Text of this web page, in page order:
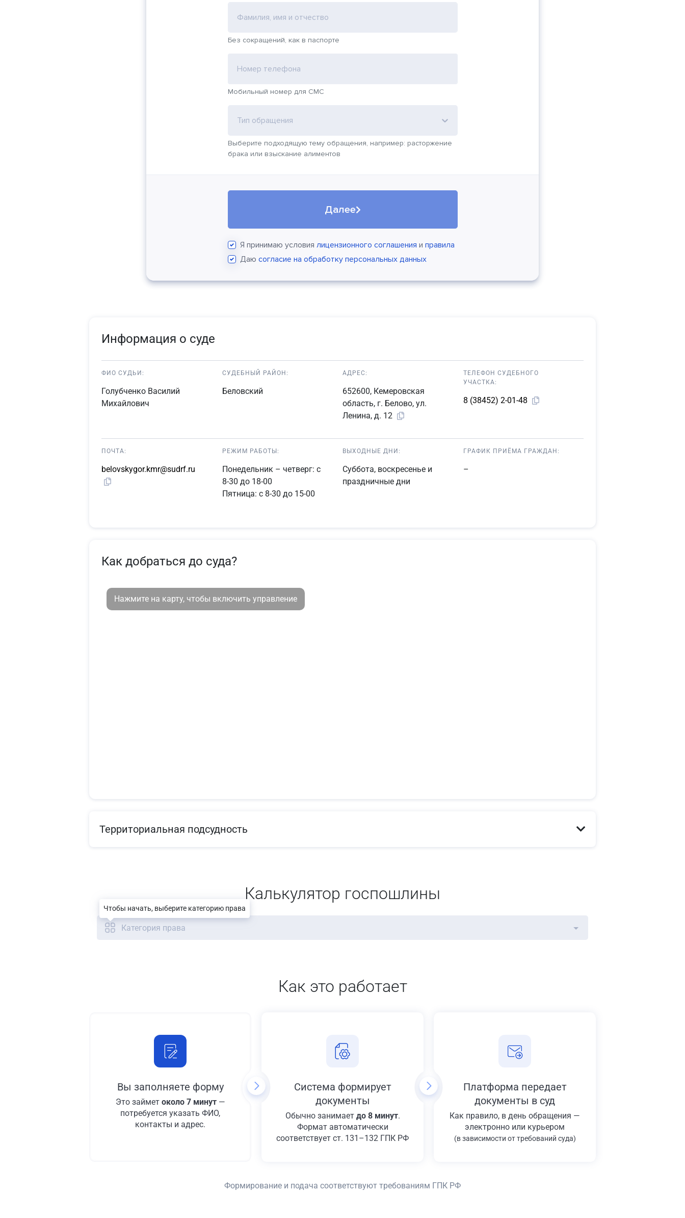
Фамилия, имя и отчество
Без сокращений, как в паспорте
Номер телефона
Мобильный номер для СМС
Тип обращения
Выберите подходящую тему обращения, например: расторжение
брака или взыскание алиментов
Далее
Я принимаю условия лицензионного соглашения и правила
Даю согласие на обработку персональных данных
Информация о суде
ФИО СУДЬИ:
Голубченко Василий
Михайлович
СУДЕБНЫЙ РАЙОН:
Беловский
АДРЕС:
652600, Кемеровская
область, г. Белово, ул.
Ленина, д. 12
ТЕЛЕФОН СУДЕБНОГО
УЧАСТКА:
8 (38452) 2-01-48
ПОЧТА:
belovskygor.kmr@sudrf.ru
РЕЖИМ РАБОТЫ:
Понедельник – четверг: с
8-30 до 18-00
Пятница: с 8-30 до 15-00
ВЫХОДНЫЕ ДНИ:
Суббота, воскресенье и
праздничные дни
ГРАФИК ПРИЁМА ГРАЖДАН:
–
Как добраться до суда?
Нажмите на карту, чтобы включить управление
Территориальная подсудность
Калькулятор госпошлины
Категория права
Как это работает
Вы заполняете форму
Это займет около 7 минут—
потребуется указать ФИО,
контакты и адрес.
Система формирует
документы
Обычно занимает до 8 минут.
Формат автоматически
соответствует ст. 131–132 ГПК РФ
Платформа передает
документы в суд
Как правило, в день обращения —
электронно или курьером
(в зависимости от требований суда)
Формирование и подача соответствуют требованиям ГПК РФ
Чтобы начать, выберите категорию права